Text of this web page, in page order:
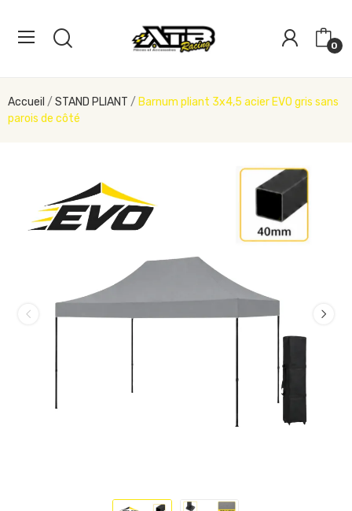
0
Accueil STAND PLIANT
Barnum pliant 3x4,5 acier EVO gris sans
parois de côté